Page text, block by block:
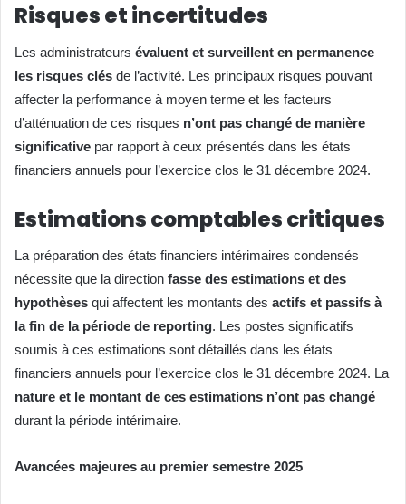
Risques et incertitudes
Les administrateurs évaluent et surveillent en permanence
les risques clés de l’activité. Les principaux risques pouvant
affecter la performance à moyen terme et les facteurs
d’atténuation de ces risques n’ont pas changé de manière
significative par rapport à ceux présentés dans les états
financiers annuels pour l’exercice clos le 31 décembre 2024.
Estimations comptables critiques
La préparation des états financiers intérimaires condensés
nécessite que la direction fasse des estimations et des
hypothèses qui affectent les montants des actifs et passifs à
la fin de la période de reporting. Les postes significatifs
soumis à ces estimations sont détaillés dans les états
financiers annuels pour l’exercice clos le 31 décembre 2024. La
nature et le montant de ces estimations n’ont pas changé
durant la période intérimaire.
Avancées majeures au premier semestre 2025